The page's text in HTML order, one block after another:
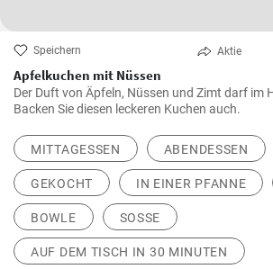
Speichern Aktie
Apfelkuchen mit Nüssen
Der Duft von Äpfeln, Nüssen und Zimt darf im
Backen Sie diesen leckeren Kuchen auch.
MITTAGESSEN ABENDESSEN
GEKOCHT IN EINER PFANNE
BOWLE SOSSE
AUF DEM TISCH IN 30 MINUTEN